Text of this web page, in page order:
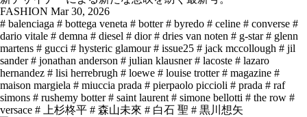
FASHION Mar 30, 2026
# balenciaga # bottega veneta # botter # byredo # celine # converse #
dario vitale # demna # diesel # dior # dries van noten # g-star # glenn
martens # gucci # hysteric glamour # issue25 # jack mccollough # jil
sander # jonathan anderson # julian klausner # lacoste # lazaro
hernandez # lisi herrebrugh # loewe # louise trotter # magazine #
maison margiela # miuccia prada # pierpaolo piccioli # prada # raf
simons # rushemy botter # saint laurent # simone bellotti # the row #
versace # 上杉柊平 # 森山未來 # 白石 聖 # 黒川想矢